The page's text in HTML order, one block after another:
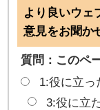
より良いウェ
意見をお聞か
質問：このペ
1:役に立っ
3:役に立